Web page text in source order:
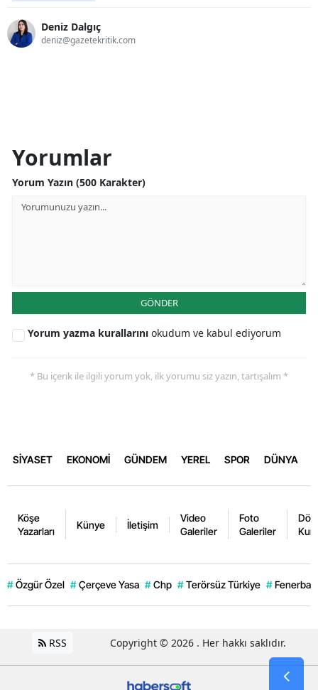
Deniz Dalgıç
deniz@gazetekritik.com
Yorumlar
Yorum Yazın (500 Karakter)
GÖNDER
Yorum yazma kurallarını okudum ve kabul ediyorum
* Bu içerik ile ilgili yorum yok, ilk yorumu siz yazın, tartışalım *
SİYASET EKONOMİ GÜNDEM YEREL SPOR DÜNYA
Köşe
Yazarları
Künye İletişim
Video
Galeriler
Foto
Galeriler
# Özgür Özel # Çerçeve Yasa # Chp # Terörsüz Türkiye #
RSS Copyright © 2026 . Her hakkı saklıdır.